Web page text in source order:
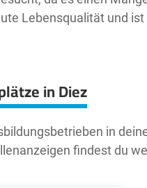
Lebensqualität und
in Diez
in
findest du